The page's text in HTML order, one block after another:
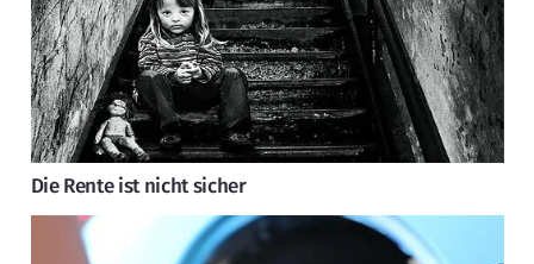
Die Rente ist nicht sicher